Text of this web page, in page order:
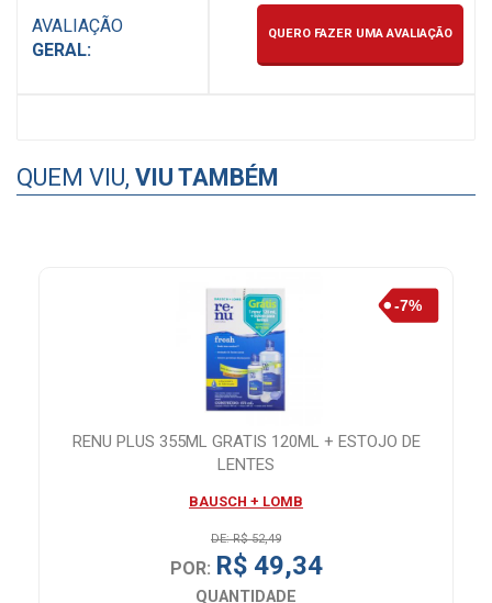
AVALIAÇÃO
GERAL:
QUERO FAZER UMA AVALIAÇÃO
QUEM VIU, VIU TAMBÉM
RENU PLUS 355ML GRATIS 120ML + ESTOJO DE
LENTES
BAUSCH + LOMB
DE: R$ 52,49
POR: R$ 49,34
QUANTIDADE